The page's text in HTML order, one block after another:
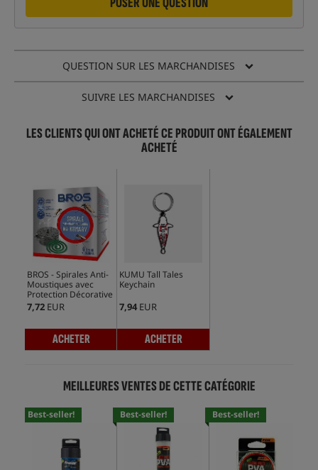
QUESTION SUR LES MARCHANDISES
SUIVRE LES MARCHANDISES
LES CLIENTS QUI ONT ACHETÉ CE PRODUIT ONT ÉGALEMENT
ACHETÉ
BROS - Spirales Anti-
Moustiques avec
Protection Décorative
7,72 EUR
ACHETER
KUMU Tall Tales
Keychain
7,94 EUR
ACHETER
MEILLEURES VENTES DE CETTE CATÉGORIE
Best-seller! Best-seller! Best-seller!